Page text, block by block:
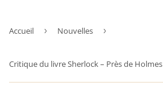
Accueil › Nouvelles ›
Critique du livre Sherlock – Près de Holmes